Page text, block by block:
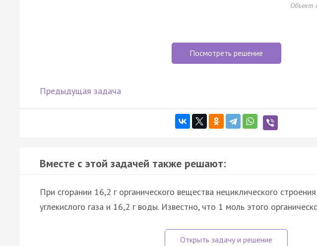
Объект
Посмотреть решение
Предыдущая задача
Вместе с этой задачей также решают:
При сгорании 16,2 г органического вещества нециклического
углекислого газа и 16,2 г воды. Известно, что 1 моль этого